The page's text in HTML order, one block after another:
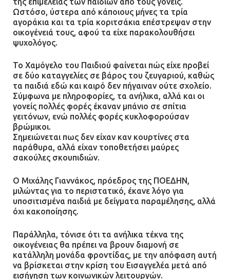
Άργος: Στη φυλακή οι δύο
αστυνομικοί για τους
πυροβολισμούς κατά του 20χρονου
11.07.2026 | 22:59
Ένα πουλί «υπεύθυνο» για την
πρωινή διακοπή ρεύματος στη
Μάνδρα
Φωτιά σε επιχείρηση στον
09.07.2026 | 09:19
ανθρωποκτονίας στους δύο
αστυνομικούς
08.07.2026 | 22:30
Ωστόσο, ύστερα από κάποιους μήνες τα τρία
αγοράκια και τα τρία κοριτσάκια επέστρεψαν στην
οικογένειά τους, αφού τα είχε παρακολουθήσει
ψυχολόγος.
Το Χαμόγελο του Παιδιού φαίνεται πώς είχε προβεί
σε δύο καταγγελίες σε βάρος του ζευγαριού, καθώς
τα παιδιά εδώ και καιρό δεν πήγαιναν ούτε σχολείο.
Σύμφωνα με πληροφορίες, τα ανήλικα, αλλά και οι
γονείς πολλές φορές έκαναν μπάνιο σε σπίτια
γειτόνων, ενώ πολλές φορές κυκλοφορούσαν
βρώμικοι.
Σημειώνεται πως δεν είχαν καν κουρτίνες στα
παράθυρα, αλλά είχαν τοποθετήσει μαύρες
σακούλες σκουπιδιών.
Ο Μιχάλης Γιαννάκος, πρόεδρος της ΠΟΕΔΗΝ,
μιλώντας για το περιστατικό, έκανε λόγο για
υποσιτισμένα παιδιά με δείγματα παραμέλησης, αλλά
όχι κακοποίησης.
Παράλληλα, τόνισε ότι τα ανήλικα τέκνα της
οικογένειας θα πρέπει να βρουν διαμονή σε
κατάλληλη μονάδα φροντίδας, με την απόφαση αυτή
να βρίσκεται στην κρίση του Εισαγγελέα μετά από
εισήγηση των κοινωνικών λειτουργών.